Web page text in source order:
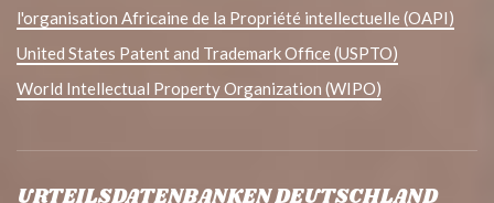
l'organisation Africaine de la Propriété intellectuelle (OAPI)
United States Patent and Trademark Office (USPTO)
World Intellectual Property Organization (WIPO)